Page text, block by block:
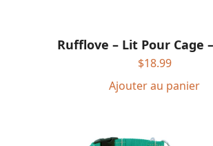
Rufflove – Lit Pour Cage
$18.99
Ajouter au panier